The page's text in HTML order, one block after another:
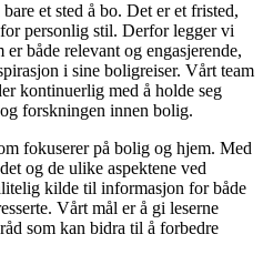
et sted å bo. Det er et fristed,
personlig stil. Derfor legger vi
både relevant og engasjerende,
i sine boligreiser. Vårt team
kontinuerlig med å holde seg
forskningen innen bolig.
fokuserer på bolig og hjem. Med
og de ulike aspektene ved
kilde til informasjon for både
Vårt mål er å gi leserne
som kan bidra til å forbedre